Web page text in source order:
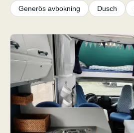
Generös avbokning Dusch